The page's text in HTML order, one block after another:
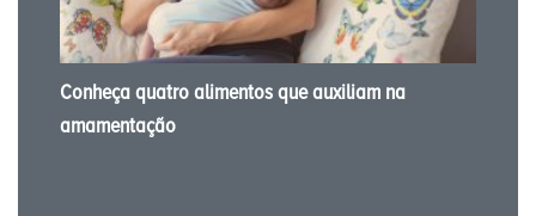
Conheça quatro alimentos que auxiliam na
amamentação